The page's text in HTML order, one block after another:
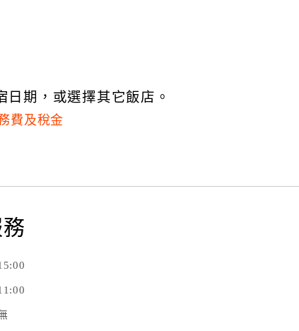
日期，或選擇其它飯店。
費及稅金